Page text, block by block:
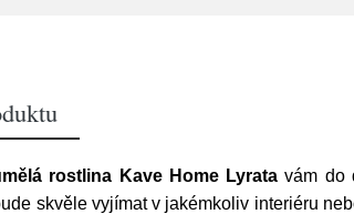
rostlina Kave Home Lyrata vám do
skvěle vyjímat v jakémkoliv interiéru